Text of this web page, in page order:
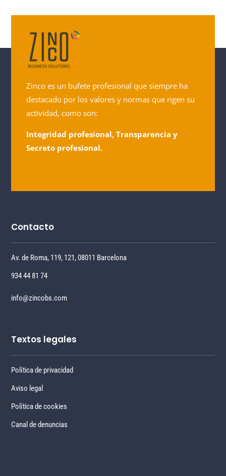
Zinco es un bufete profesional que siempre ha
destacado por los valores y normas que rigen su
actividad, como son:
Integridad profesional, Transparencia y
Secreto profesional.
Contacto
Av. de Roma, 119, 121, 08011 Barcelona
934 44 81 74
info@zincobs.com
Textos legales
Política de privacidad
Aviso legal
Política de cookies
Canal de denuncias